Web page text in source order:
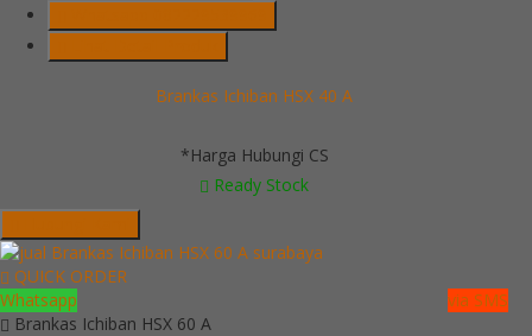
Brankas Ichiban HSX 40 A
*Harga Hubungi CS
Ready Stock
QUICK ORDER
Whatsapp
via SMS
Brankas Ichiban HSX 60 A